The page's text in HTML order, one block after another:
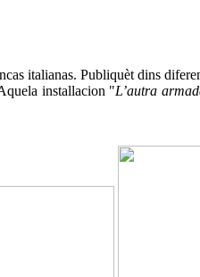
italianas. Publiquèt dins
installacion "L’autra